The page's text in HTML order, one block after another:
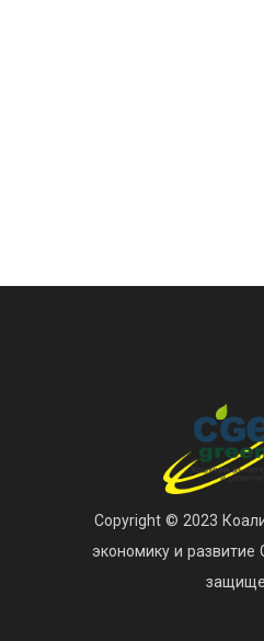
Copyright © 2023
экономику и развитие